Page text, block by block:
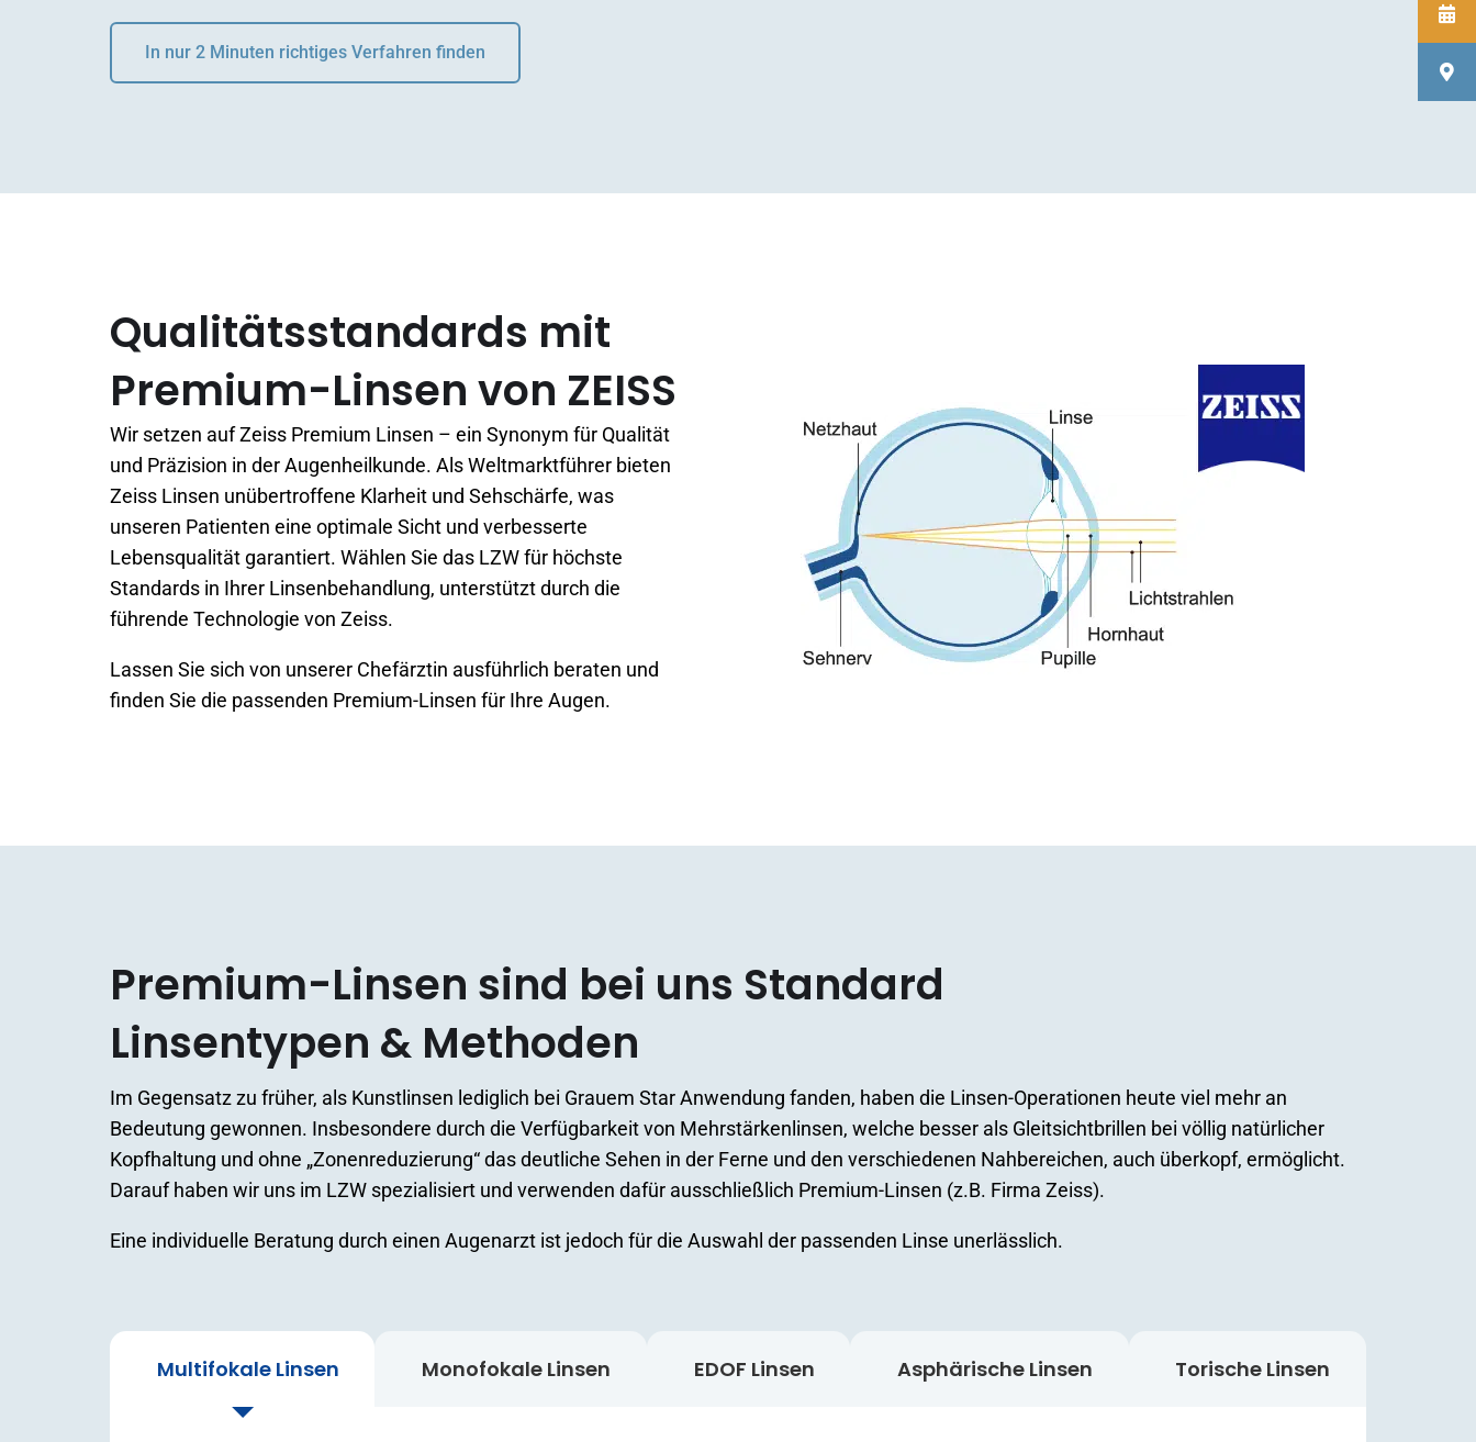
In nur 2 Minuten richtiges Verfahren finden
Qualitätsstandards mit
Premium-Linsen von ZEISS
Wir setzen auf Zeiss Premium Linsen – ein Synonym für Qualität
und Präzision in der Augenheilkunde. Als Weltmarktführer bieten
Zeiss Linsen unübertroffene Klarheit und Sehschärfe, was
unseren Patienten eine optimale Sicht und verbesserte
Lebensqualität garantiert. Wählen Sie das LZW für höchste
Standards in Ihrer Linsenbehandlung, unterstützt durch die
führende Technologie von Zeiss.
Lassen Sie sich von unserer Chefärztin ausführlich beraten und
finden Sie die passenden Premium-Linsen für Ihre Augen.
Premium-Linsen sind bei uns Standard
Linsentypen & Methoden
Im Gegensatz zu früher, als Kunstlinsen lediglich bei Grauem Star Anwendung fanden, haben die Linsen-Operationen heute viel mehr an
Bedeutung gewonnen. Insbesondere durch die Verfügbarkeit von Mehrstärkenlinsen, welche besser als Gleitsichtbrillen bei völlig natürlicher
Kopfhaltung und ohne „Zonenreduzierung“ das deutliche Sehen in der Ferne und den verschiedenen Nahbereichen, auch überkopf, ermöglicht.
Darauf haben wir uns im LZW spezialisiert und verwenden dafür ausschließlich Premium-Linsen (z.B. Firma Zeiss).
Eine individuelle Beratung durch einen Augenarzt ist jedoch für die Auswahl der passenden Linse unerlässlich.
Multifokale Linsen Monofokale Linsen EDOF Linsen Asphärische Linsen Torische Linsen